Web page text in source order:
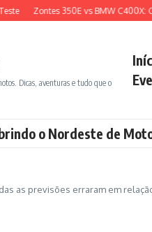
Zontes 350E vs BMW C400X:
Dicas, aventuras e tudo que o
o Nordeste de
as previsões erraram em